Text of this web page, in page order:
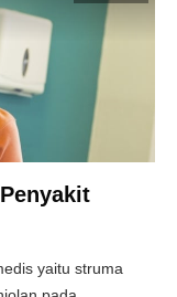
yaitu struma